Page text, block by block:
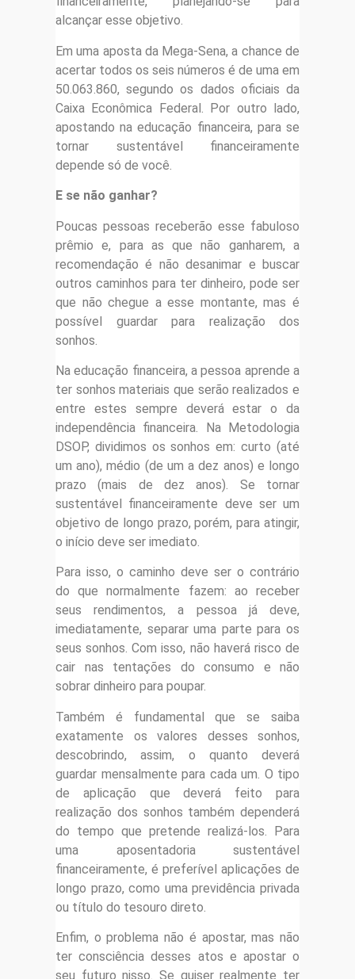
alcançar esse objetivo.
Em uma aposta da Mega-Sena, a chance de
acertar todos os seis números é de uma em
50.063.860, segundo os dados oficiais da
Caixa Econômica Federal. Por outro lado,
apostando na educação financeira, para se
tornar sustentável financeiramente
depende só de você.
E se não ganhar?
Poucas pessoas receberão esse fabuloso
prêmio e, para as que não ganharem, a
recomendação é não desanimar e buscar
outros caminhos para ter dinheiro, pode ser
que não chegue a esse montante, mas é
possível guardar para realização dos
sonhos.
Na educação financeira, a pessoa aprende a
ter sonhos materiais que serão realizados e
entre estes sempre deverá estar o da
independência financeira. Na Metodologia
DSOP, dividimos os sonhos em: curto (até
um ano), médio (de um a dez anos) e longo
prazo (mais de dez anos). Se tornar
sustentável financeiramente deve ser um
objetivo de longo prazo, porém, para atingir,
o início deve ser imediato.
Para isso, o caminho deve ser o contrário
do que normalmente fazem: ao receber
seus rendimentos, a pessoa já deve,
imediatamente, separar uma parte para os
seus sonhos. Com isso, não haverá risco de
cair nas tentações do consumo e não
sobrar dinheiro para poupar.
Também é fundamental que se saiba
exatamente os valores desses sonhos,
descobrindo, assim, o quanto deverá
guardar mensalmente para cada um. O tipo
de aplicação que deverá feito para
realização dos sonhos também dependerá
do tempo que pretende realizá-los. Para
uma aposentadoria sustentável
financeiramente, é preferível aplicações de
longo prazo, como uma previdência privada
ou título do tesouro direto.
Enfim, o problema não é apostar, mas não
ter consciência desses atos e apostar o
seu futuro nisso. Se quiser realmente ter